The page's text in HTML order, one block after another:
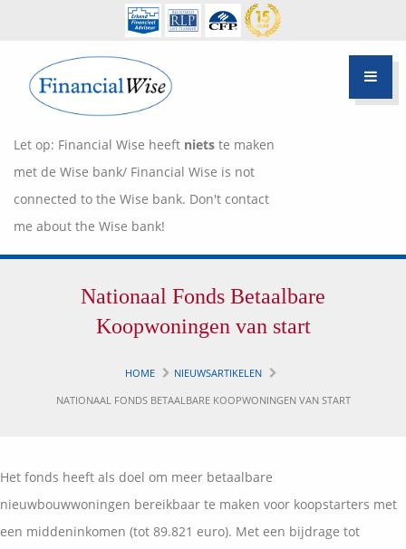
Let op: Financial Wise heeft niets te maken
met de Wise bank/ Financial Wise is not
connected to the Wise bank. Don't contact
me about the Wise bank!
Over Pietie Jeelof
Garanties
Klanten over
Blog
Life style planning
Nationaal Fonds Betaalbare
Koopwoningen van start
HOME
NIEUWSARTIKELEN
NATIONAAL FONDS BETAALBARE KOOPWONINGEN VAN START
Het fonds heeft als doel om meer betaalbare
nieuwbouwwoningen bereikbaar te maken voor koopstarters met
een middeninkomen (tot 89.821 euro). Met een bijdrage tot